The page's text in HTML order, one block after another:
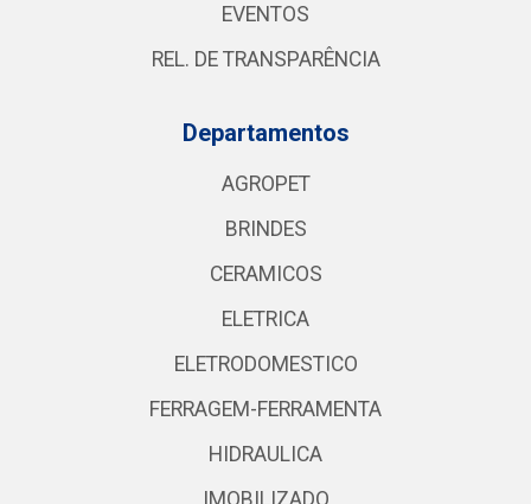
EVENTOS
REL. DE TRANSPARÊNCIA
Departamentos
AGROPET
BRINDES
CERAMICOS
ELETRICA
ELETRODOMESTICO
FERRAGEM-FERRAMENTA
HIDRAULICA
IMOBILIZADO